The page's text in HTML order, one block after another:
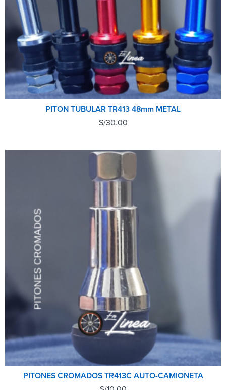
PITON TUBULAR TR413 48mm METAL
S/30.00
PITONES CROMADOS TR413C AUTO-CAMIONETA